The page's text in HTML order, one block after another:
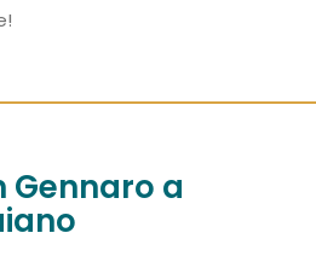
Gennaro a